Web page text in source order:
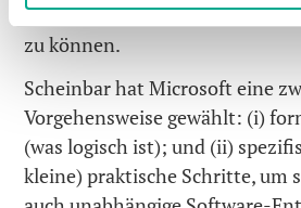
Internetsicherheitslösung
zu können.
Scheinbar hat Microsoft eine
Vorgehensweise gewählt: (i)
(was logisch ist); und (ii)
kleine) praktische Schritte, um